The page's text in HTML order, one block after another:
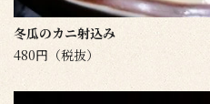
冬瓜のカニ射込み
480円（税抜）